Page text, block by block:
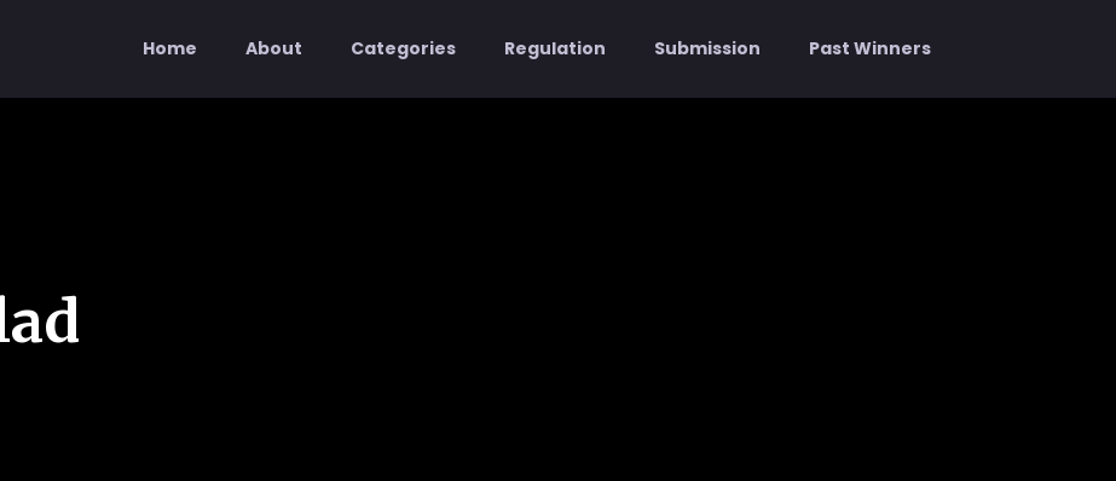
Home About Categories Regulation Submission Past Winners